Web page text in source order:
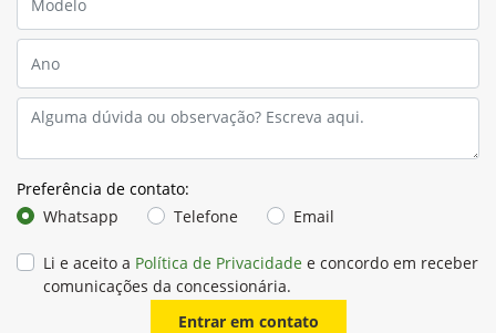
Preferência de contato:
Whatsapp
Telefone Email
Li e aceito a Política de Privacidade e concordo em receber
comunicações da concessionária.
Entrar em contato